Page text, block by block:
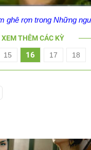
ghê rợn trong Những
XEM THÊM CÁC KỲ
15 16 17 18